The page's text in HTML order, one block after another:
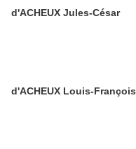
d'ACHEUX Jules-César
d'ACHEUX Louis-François